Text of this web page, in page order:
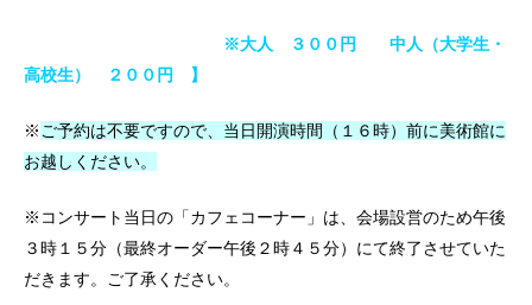
※大人 ３００円 中人（大学生・
高校生） ２００円 】
※ご予約は不要ですので、当日開演時間（１６時）前に美術館に
お越しください。
※コンサート当日の「カフェコーナー」 は、会場設営のため午後
３時１５分 （最終オーダー午後２時４５分）にて終了させていた
だきます。ご了承ください。